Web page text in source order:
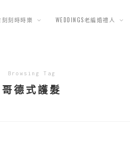
刻刻時時樂 WEDDINGS老編婚禮人
Browsing Tag
哥德式護髮